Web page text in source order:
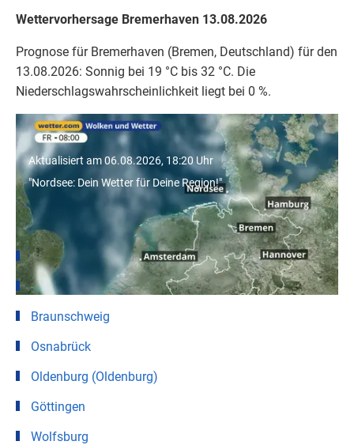
Wettervorhersage Bremerhaven 13.08.2026
Prognose für Bremerhaven (Bremen, Deutschland) für den
13.08.2026: Sonnig bei 19 °C bis 32 °C. Die
Niederschlagswahrscheinlichkeit liegt bei 0 %.
"Nordsee: Dein Wetter für Deine Region!"
Aktualisiert am 06.08.2026, 18:20 Uhr
"Nordsee: Dein Wetter für Deine Region!"
Wetter für Städte in Bremen
Bremen
Hannover
Braunschweig
Osnabrück
Oldenburg (Oldenburg)
Göttingen
Wolfsburg